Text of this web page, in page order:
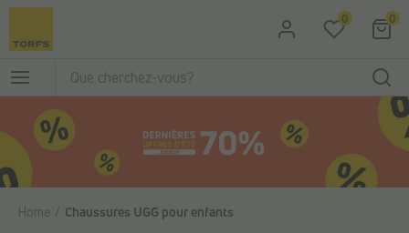
Passer au contenu principal 0 0
Home Chaussures UGG pour enfants